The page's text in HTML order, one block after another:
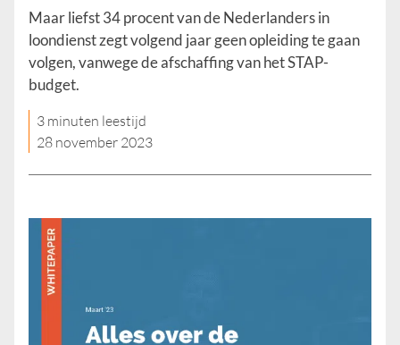
Maar liefst 34 procent van de Nederlanders in
loondienst zegt volgend jaar geen opleiding te gaan
volgen, vanwege de afschaffing van het STAP-
budget.
3 minuten leestijd
28 november 2023